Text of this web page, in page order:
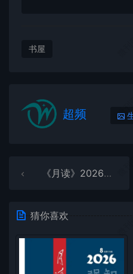
书屋
超频
《月读》2026年第6期全彩精校PDF杂志下载
猜你喜欢